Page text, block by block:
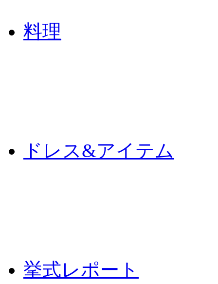
料理
ドレス&アイテム
挙式レポート